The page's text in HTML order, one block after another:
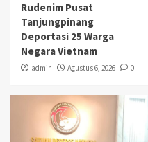
Rudenim Pusat
Tanjungpinang
Deportasi 25 Warga
Negara Vietnam
admin Agustus 6, 2026 0